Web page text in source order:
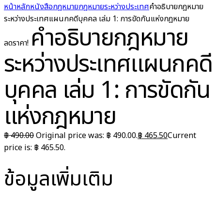
หน้าหลักหนังสือกฎหมายกฎหมายระหว่างประเทศคำอธิบายกฎหมาย
ระหว่างประเทศแผนกคดีบุคคล เล่ม 1: การขัดกันแห่งกฎหมาย
ลดราคา! คำอธิบายกฎหมาย
ระหว่างประเทศแผนกคดี
บุคคล เล่ม 1: การขัดกัน
แห่งกฎหมาย
฿490.00Original price was: ฿ 490.00.฿ 465.50Current
price is: ฿ 465.50.
ข้อมูลเพิ่มเติม